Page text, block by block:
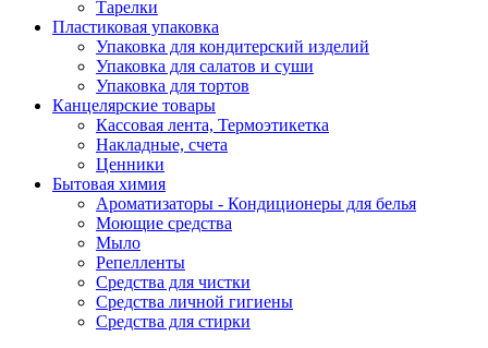
Тарелки
Пластиковая упаковка
Упаковка для кондитерский изделий
Упаковка для салатов и суши
Упаковка для тортов
Канцелярские товары
Кассовая лента, Термоэтикетка
Накладные, счета
Ценники
Бытовая химия
Ароматизаторы - Кондиционеры для белья
Моющие средства
Мыло
Репелленты
Средства для чистки
Средства личной гигиены
Средства для стирки